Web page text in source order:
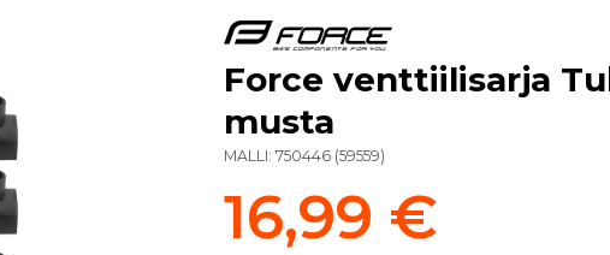
Force venttiilisarja
musta
MALLI:750446 (59559)
16,99 €